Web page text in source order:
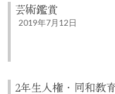
芸術鑑賞
2019年7月12日
2年生人権・同和教